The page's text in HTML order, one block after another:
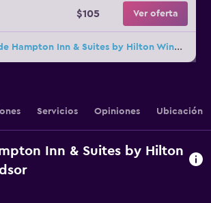
$105 Ver oferta
36 ofertas más de Hampton Inn & Suites by Hilton Windsor
Servicios Opiniones Ubicación
Inn & Suites by Hilton